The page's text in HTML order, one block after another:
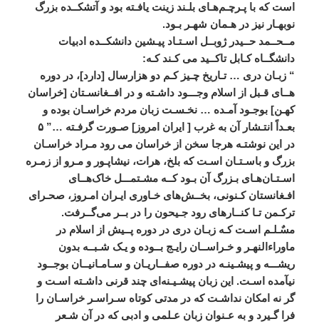
است که با پـرچـمهـای بلـند زينت يافـته بود و آتشکــده بزرگ
نوبهـار نيز در هـمان شهـر بـود.
مــحــمد حــيدر ژوبــل اسـتـاد پيـشين دانشکــده ادبيات
دانشگــاه کـابل تاکــيد می ‌کـند کـه:
“زبـان دری …تـاريخ چـيز کـم دو هزارسال [دارد]، در دوره
هــای قـبل از اسلام وجـــود داشـته و در افــغانسـتان [خراسان
کهـن]بوجـود آمـده …نخـسـت زبان مردم خراسـان بوده و
بعـداً
انتـشار آن به غرب [ ايران امروز]صـورت گرفـته …”۵
در
اين نوشتـه هرجا سخن از خراسان می رود مـراد خراسـان
بزرگ و باسـتـان اسـت که بلخ، هرات، نيشاپـور و مـرو از زمـره
اسـتـانهـای بـزرگ آن بـود کــه مشـتمـــل خاکهــای
افـغانستان کـنونی، بخــشهای خـاوری ايـران امـروز، صحـرای
ترکـمن تـا کنــارهای رود جـيحون را در بــر میگــرفت.
مسٌـلـم اسـت کـه زبـان دری در دوره پــيش از اسلام در
ماوراءالنهـر و خـراســان رايـج بــوده و يـک شـبــه بدون
ريشـــه و پيشـينـه در دوره صفــاريـان و سـامـانيــان بوجــود
نيآمده اسـت. اين زبان پيشـيـنه ای چند قرنی داشـته اسـت و
گر نه امکان نداشـت که در مدتی کوتاه سـراسـر خراسـان را
فرا
گـيرد و به عـنوان زبان عـلمی و ادبی که در آن شـعر